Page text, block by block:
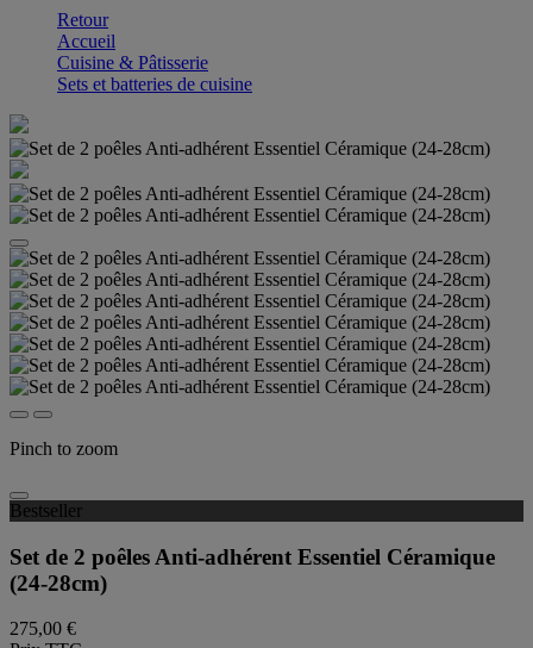
Retour
Accueil
Cuisine & Pâtisserie
Sets et batteries de cuisine
Pinch to zoom
Bestseller
Set de 2 poêles Anti-adhérent Essentiel Céramique
(24-28cm)
275,00 €